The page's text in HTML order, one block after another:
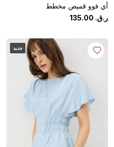
أي فوو قميص مخطط
ر.ق.
135.00
جديد